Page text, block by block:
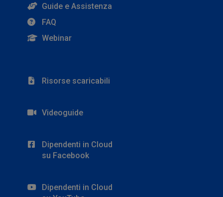
Guide e Assistenza
FAQ
Webinar
Risorse scaricabili
Videoguide
Dipendenti in Cloud
su Facebook
Dipendenti in Cloud